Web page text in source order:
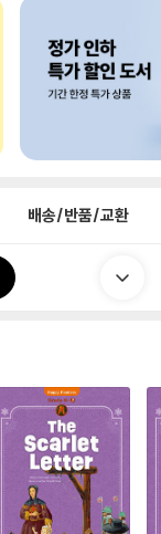
배송/반품/교환